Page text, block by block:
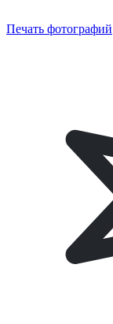
Печать фотографий